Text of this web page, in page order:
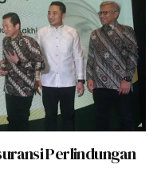
Perlindungan